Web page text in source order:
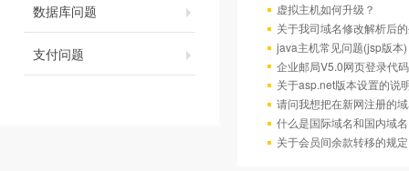
数据库问题
支付问题
虚拟主机如何升级？
关于我司域名修改解析后
java主机常见问题(jsp版本)
企业邮局V5.0网页登录代码
关于asp.net版本设置的说
请问我想把在新网注册的
什么是国际域名和国内域
关于会员间余款转移的规定